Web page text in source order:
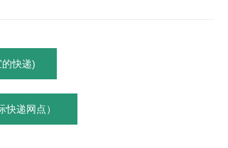
快递)
递网点）